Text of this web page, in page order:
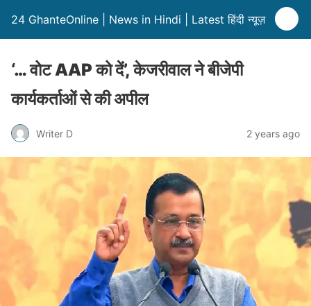
24 GhanteOnline | News in Hindi | Latest हिंदी न्यूज़
‘… वोट AAP को दें’, केजरीवाल ने बीजेपी
कार्यकर्ताओं से की अपील
Writer D 2 years ago